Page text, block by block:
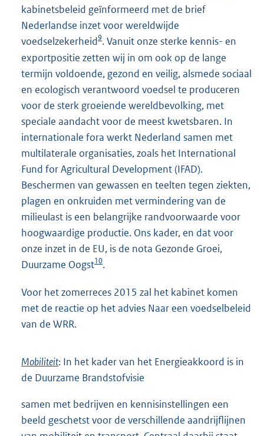
kabinetsbeleid geïnformeerd met de brief
Nederlandse inzet voor wereldwijde
voedselzekerheid9. Vanuit onze sterke kennis- en
exportpositie zetten wij in om ook op de lange
termijn voldoende, gezond en veilig, alsmede sociaal
en ecologisch verantwoord voedsel te produceren
voor de sterk groeiende wereldbevolking, met
speciale aandacht voor de meest kwetsbaren. In
internationale fora werkt Nederland samen met
multilaterale organisaties, zoals het International
Fund for Agricultural Development (IFAD).
Beschermen van gewassen en teelten tegen ziekten,
plagen en onkruiden met vermindering van de
milieulast is een belangrijke randvoorwaarde voor
hoogwaardige productie. Ons kader, en dat voor
onze inzet in de EU, is de nota Gezonde Groei,
Duurzame Oogst10.
Voor het zomerreces 2015 zal het kabinet komen
met de reactie op het advies Naar een voedselbeleid
van de WRR.
Mobiliteit: In het kader van het Energieakkoord is in
de Duurzame Brandstofvisie
samen met bedrijven en kennisinstellingen een
beeld geschetst voor de verschillende aandrijflijnen